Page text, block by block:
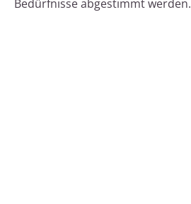
Bedürfnisse abgestimmt werden.